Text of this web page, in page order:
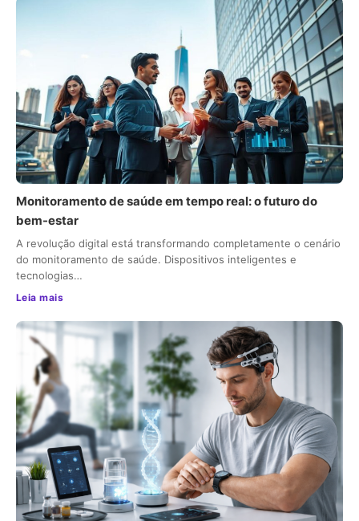
Monitoramento de saúde em tempo real: o futuro do
bem-estar
A revolução digital está transformando completamente o cenário
do monitoramento de saúde. Dispositivos inteligentes e
tecnologias…
Leia mais